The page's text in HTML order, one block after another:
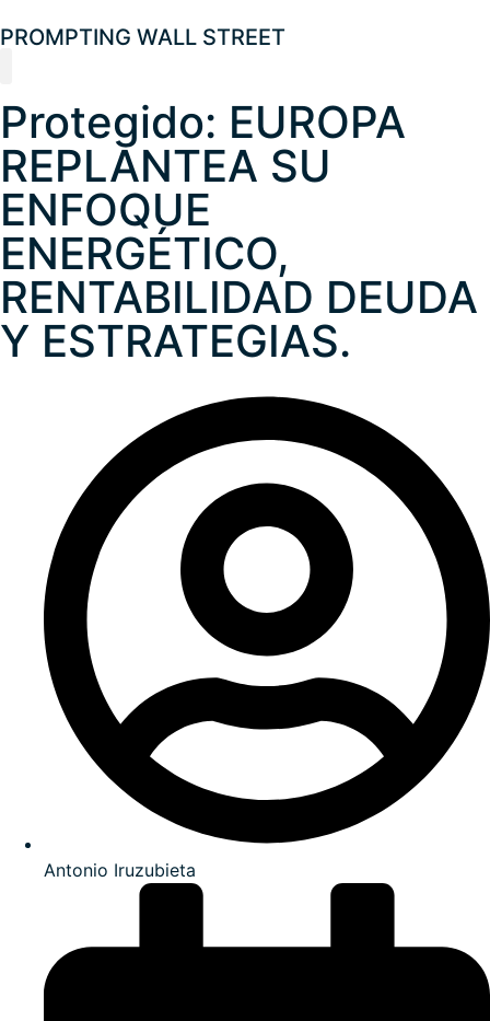
PROMPTING WALL STREET
Protegido: EUROPA
REPLANTEA SU
ENFOQUE
ENERGÉTICO,
RENTABILIDAD DEUDA
Y ESTRATEGIAS.
Antonio Iruzubieta